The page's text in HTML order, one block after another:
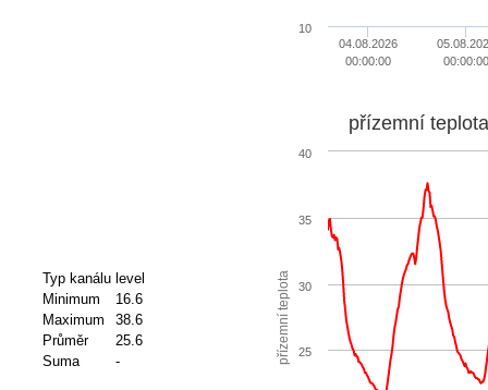
04.08.2026
00:00:00
00:00:00
10
Typ kanálu level
Minimum
16.6
Maximum
38.6
Průměr
25.6
Suma
- přízemní teplota
přízemní
25
30
35
40